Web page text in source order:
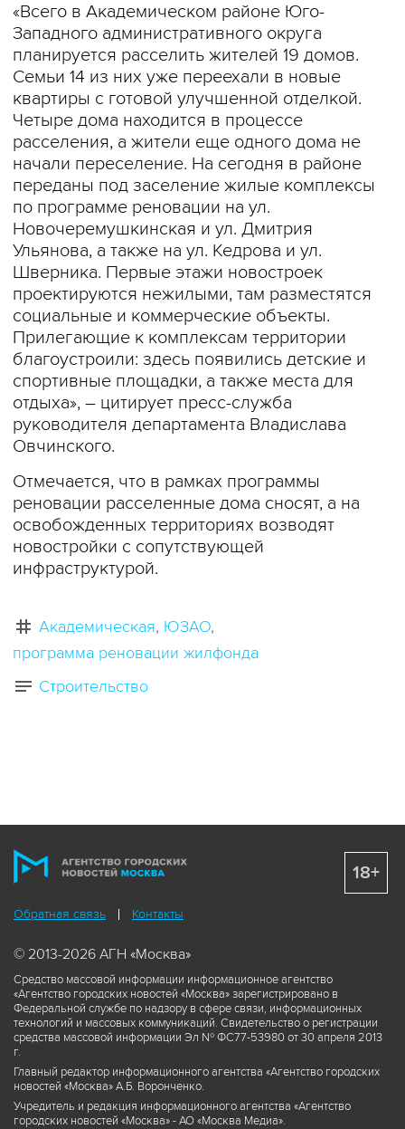
«Всего в Академическом районе Юго-
Западного административного округа
планируется расселить жителей 19 домов.
Семьи 14 из них уже переехали в новые
квартиры с готовой улучшенной отделкой.
Четыре дома находится в процессе
расселения, а жители еще одного дома не
начали переселение. На сегодня в районе
переданы под заселение жилые комплексы
по программе реновации на ул.
Новочеремушкинская и ул. Дмитрия
Ульянова, а также на ул. Кедрова и ул.
Шверника. Первые этажи новостроек
проектируются нежилыми, там разместятся
социальные и коммерческие объекты.
Прилегающие к комплексам территории
благоустроили: здесь появились детские и
спортивные площадки, а также места для
отдыха», – цитирует пресс-служба
руководителя департамента Владислава
Овчинского.
Отмечается, что в рамках программы
реновации расселенные дома сносят, а на
освобожденных территориях возводят
новостройки с сопутствующей
инфраструктурой.
Академическая ЮЗАО
программа реновации жилфонда
Строительство
Обратная связь Контакты
© 2013-2026 АГН «Москва»
Средство массовой информации информационное агентство
«Агентство городских новостей «Москва» зарегистрировано в
Федеральной службе по надзору в сфере связи, информационных
технологий и массовых коммуникаций. Свидетельство о регистрации
средства массовой информации Эл № ФС77-53980 от 30 апреля 2013
г.
Главный редактор информационного агентства «Агентство городских
новостей «Москва» А.Б. Воронченко.
Учредитель и редакция информационного агентства «Агентство
городских новостей «Москва» - АО «Москва Медиа».
18+